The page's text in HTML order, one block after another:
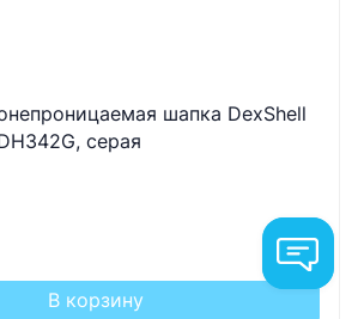
шапка DexShell
серая
В корзину